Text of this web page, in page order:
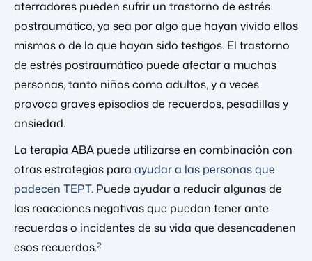
aterradores pueden sufrir un trastorno de estrés
postraumático, ya sea por algo que hayan vivido ellos
mismos o de lo que hayan sido testigos. El trastorno
de estrés postraumático puede afectar a muchas
personas, tanto niños como adultos, y a veces
provoca graves episodios de recuerdos, pesadillas y
ansiedad.
La terapia ABA puede utilizarse en combinación con
otras estrategias para ayudar a las personas que
padecen TEPT. Puede ayudar a reducir algunas de
las reacciones negativas que puedan tener ante
recuerdos o incidentes de su vida que desencadenen
esos recuerdos.2